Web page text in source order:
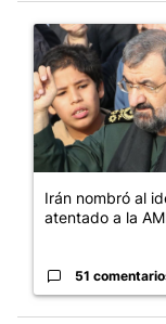
Un artículo de
Irán nombró al
atentado a la
51